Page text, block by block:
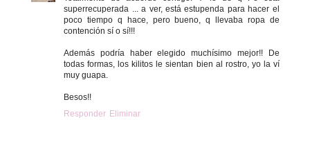
superrecuperada ... a ver, está estupenda para hacer el
poco tiempo q hace, pero bueno, q llevaba ropa de
contención sí o sí!!!
Además podría haber elegido muchísimo mejor!! De
todas formas, los kilitos le sientan bien al rostro, yo la ví
muy guapa.
Besos!!
Responder Eliminar